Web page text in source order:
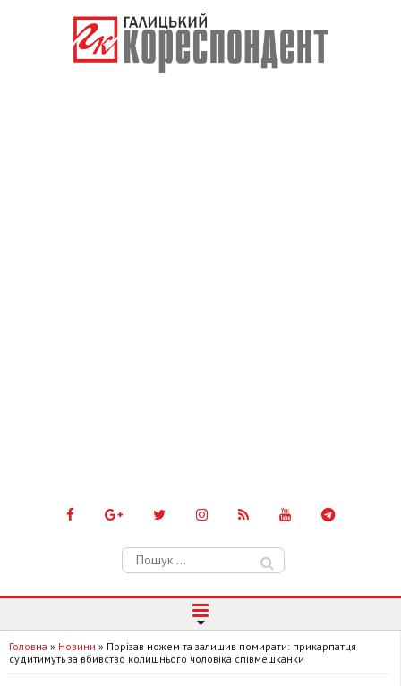
Пошук:
Головна » Новини » Порізав ножем та залишив помирати: прикарпатця
судитимуть за вбивство колишнього чоловіка співмешканки